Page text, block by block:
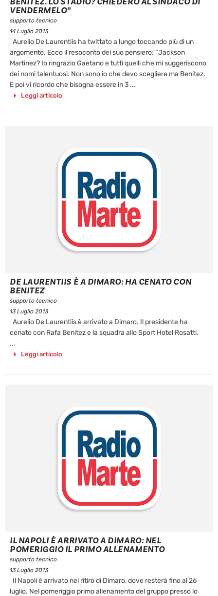
VENDERMELO”
supporto tecnico
14 Luglio 2013
Aurelio De Laurentiis ha twittato a lungo toccando più di un
argomento. Ecco il resoconto del suo pensiero: “Jackson
Martinez? Io ringrazio Gaetano e tutti quelli che mi suggeriscono
dei nomi talentuosi. Non sono io che devo scegliere ma Benitez.
E poi vi ricordo che bisogna essere in 3 ...
Leggi articolo
DE LAURENTIIS È A DIMARO: HA CENATO CON
BENITEZ
supporto tecnico
13 Luglio 2013
Aurelio De Laurentiis è arrivato a Dimaro. Il presidente ha
cenato con Rafa Benitez e la squadra allo Sport Hotel Rosatti.
...
Leggi articolo
IL NAPOLI È ARRIVATO A DIMARO: NEL
POMERIGGIO IL PRIMO ALLENAMENTO
supporto tecnico
13 Luglio 2013
Il Napoli è arrivato nel ritiro di Dimaro, dove resterà fino al 26
luglio. Nel pomeriggio primo allenamento del gruppo presso lo